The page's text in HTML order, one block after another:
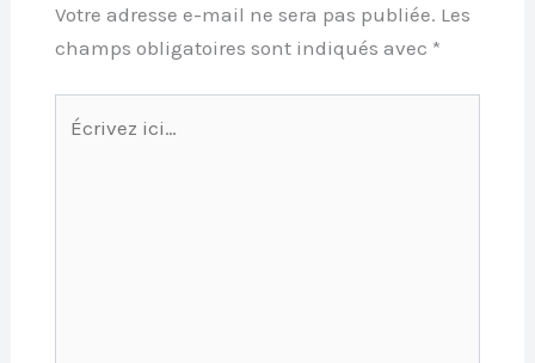
Votre adresse e-mail ne sera pas publiée. Les
champs obligatoires sont indiqués avec *